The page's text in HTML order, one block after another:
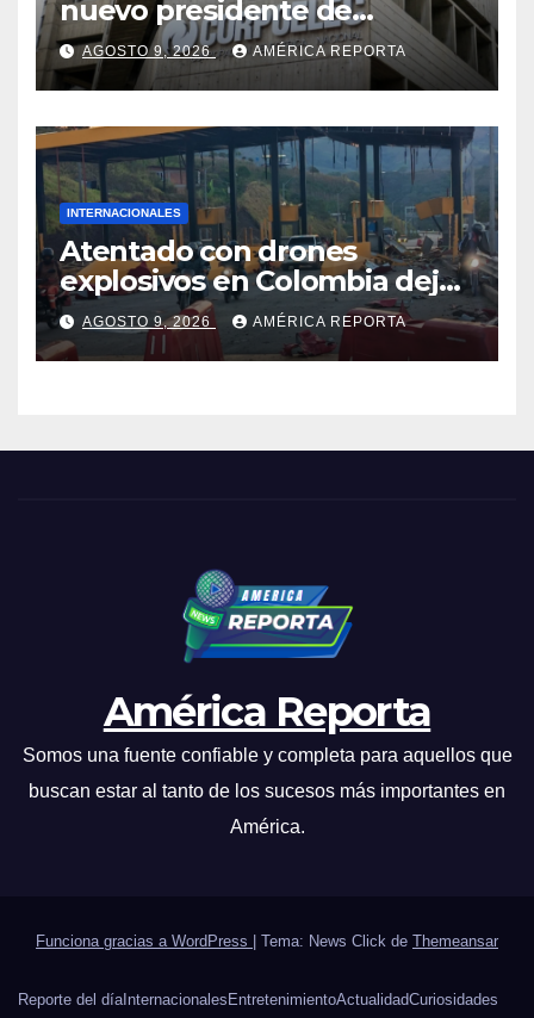
nuevo presidente de
Corpoelec y viceministro
eléctrico para ‘la
recuperación del servicio’
AGOSTO 9, 2026 AMÉRICA REPORTA
INTERNACIONALES
Atentado con drones
explosivos en Colombia deja
un policía muerto
AGOSTO 9, 2026 AMÉRICA REPORTA
América Reporta
Somos una fuente confiable y completa para aquellos que
buscan estar al tanto de los sucesos más importantes en
América.
Funciona gracias a WordPress Tema: News Click de Themeansar
Reporte del díaInternacionalesEntretenimientoActualidadCuriosidades